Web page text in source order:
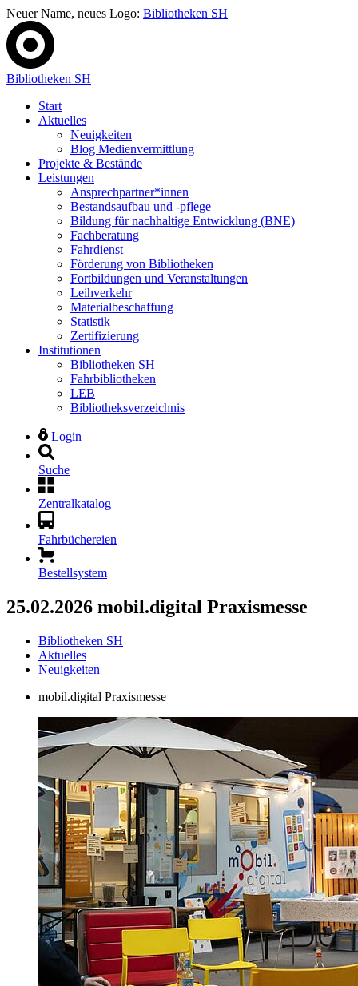
Neuer Name, neues Logo: Bibliotheken SH
Bibliotheken SH
Start
Aktuelles
Neuigkeiten
Blog Medienvermittlung
Projekte & Bestände
Leistungen
Ansprechpartner*innen
Bestandsaufbau und -pflege
Bildung für nachhaltige Entwicklung (BNE)
Fachberatung
Fahrdienst
Förderung von Bibliotheken
Fortbildungen und Veranstaltungen
Leihverkehr
Materialbeschaffung
Statistik
Zertifizierung
Institutionen
Bibliotheken SH
Fahrbibliotheken
LEB
Bibliotheksverzeichnis
Login
Suche
Zentralkatalog
Fahrbüchereien
Bestellsystem
25.02.2026 mobil.digital Praxismesse
Bibliotheken SH
Aktuelles
Neuigkeiten
mobil.digital Praxismesse